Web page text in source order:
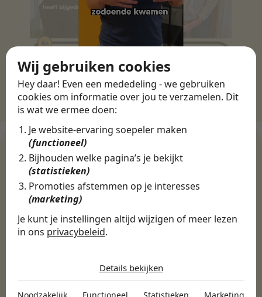
Wij gebruiken cookies
Hey daar! Even een mededeling - we gebruiken
cookies om informatie over jou te verzamelen. Dit
is wat we ermee doen:
Je website-ervaring soepeler maken
(functioneel)
Bijhouden welke pagina’s je bekijkt
(statistieken)
Promoties afstemmen op je interesses
(marketing)
Je kunt je instellingen altijd wijzigen of meer lezen
in ons privacybeleid.
Noodzakelijk
Details bekijken
Ontdek meer dan 500+
werkgevers
Marketing & Communicatie
Sales & Inkoop
Onderwijs & Kinderopvang
Techniek, Productie, Logistiek & Groen